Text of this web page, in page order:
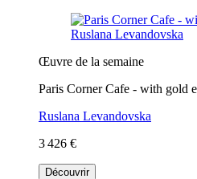
Œuvre de la semaine
Paris Corner Cafe - with gold
Ruslana Levandovska
3 426 €
Découvrir